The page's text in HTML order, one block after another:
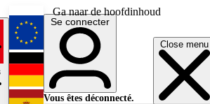
Ga naar de hoofdinhoud
Close menu
English
Deutsch
Se connecter
Vous êtes déconnecté.